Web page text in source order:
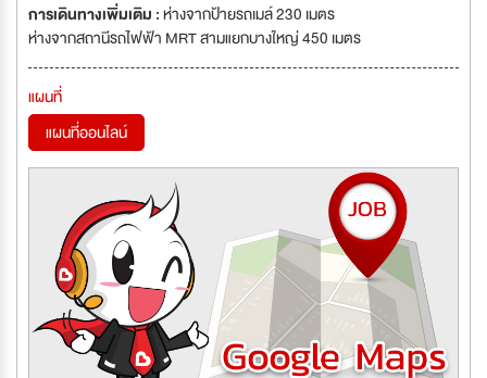
การเดินทางเพิ่มเติม :ห่างจากป้ายรถเมล์ 230 เมตร
ห่างจากสถานีรถไฟฟ้า MRT สามแยกบางใหญ่ 450 เมตร
แผนที่
แผนที่ออนไลน์